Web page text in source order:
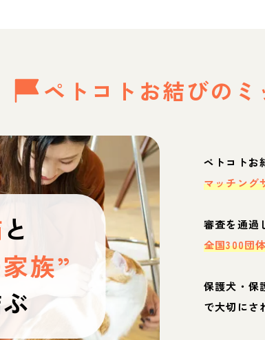
ペトコトお結びの
と
族”
ペトコトお
マッチング
審査を通過
全国300団
保護犬・保
で大切にさ